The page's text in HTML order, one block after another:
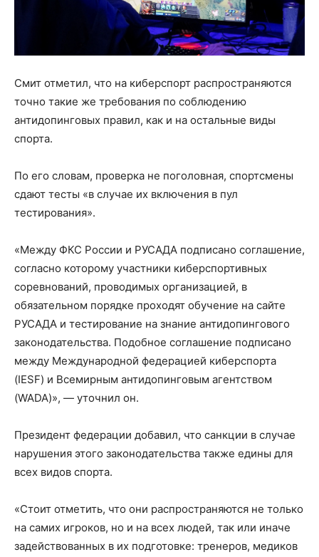
Смит отметил, что на киберспорт распространяются
точно такие же требования по соблюдению
антидопинговых правил, как и на остальные виды
спорта.
По его словам, проверка не поголовная, спортсмены
сдают тесты «в случае их включения в пул
тестирования».
«Между ФКС России и РУСАДА подписано соглашение,
согласно которому участники киберспортивных
соревнований, проводимых организацией, в
обязательном порядке проходят обучение на сайте
РУСАДА и тестирование на знание антидопингового
законодательства. Подобное соглашение подписано
между Международной федерацией киберспорта
(IESF) и Всемирным антидопинговым агентством
(WADA)», — уточнил он.
Президент федерации добавил, что санкции в случае
нарушения этого законодательства также едины для
всех видов спорта.
«Стоит отметить, что они распространяются не только
на самих игроков, но и на всех людей, так или иначе
задействованных в их подготовке: тренеров, медиков